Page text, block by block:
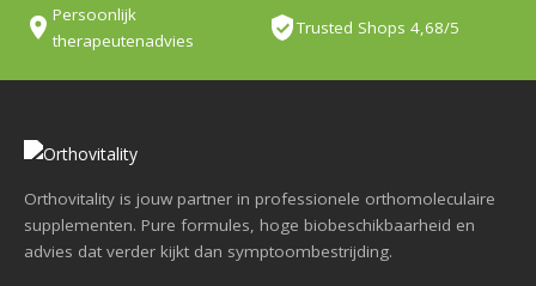
Persoonlijk
therapeutenadvies
Trusted Shops 4,68/5
Orthovitality is jouw partner in professionele orthomoleculaire
supplementen. Pure formules, hoge biobeschikbaarheid en
advies dat verder kijkt dan symptoombestrijding.